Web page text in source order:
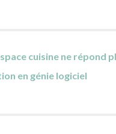
cuisine ne répond
en génie logiciel